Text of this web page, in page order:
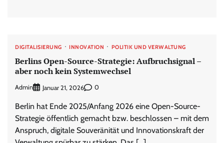
DIGITALISIERUNG INNOVATION POLITIK UND VERWALTUNG
Berlins Open-Source-Strategie: Aufbruchsignal –
aber noch kein Systemwechsel
Admin Januar 21, 2026 0
Berlin hat Ende 2025/Anfang 2026 eine Open-Source-
Strategie öffentlich gemacht bzw. beschlossen – mit dem
Anspruch, digitale Souveränität und Innovationskraft der